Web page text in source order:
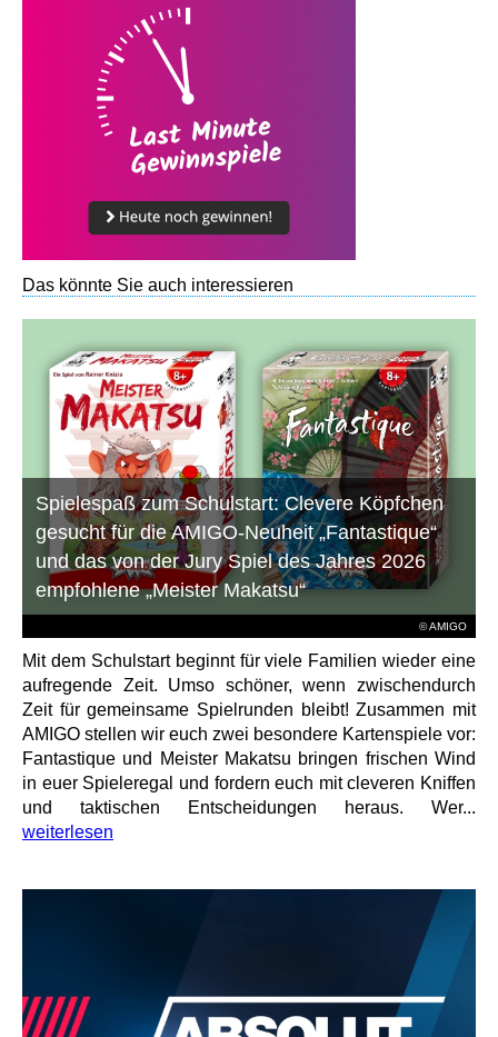
Das könnte Sie auch interessieren
© AMIGO
Spielespaß zum Schulstart: Clevere Köpfchen
gesucht für die AMIGO-Neuheit „Fantastique“
und das von der Jury Spiel des Jahres 2026
empfohlene „Meister Makatsu“
Mit dem Schulstart beginnt für viele Familien wieder eine
aufregende Zeit. Umso schöner, wenn zwischendurch
Zeit für gemeinsame Spielrunden bleibt! Zusammen mit
AMIGO stellen wir euch zwei besondere Kartenspiele vor:
Fantastique und Meister Makatsu bringen frischen Wind
in euer Spieleregal und fordern euch mit cleveren Kniffen
und taktischen Entscheidungen heraus. Wer...
weiterlesen